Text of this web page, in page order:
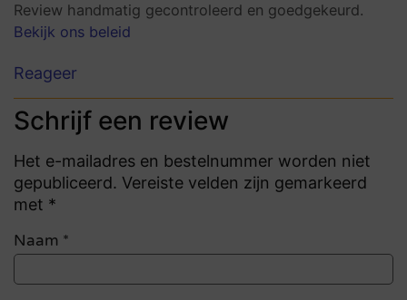
Review handmatig gecontroleerd en goedgekeurd.
Bekijk ons beleid
Reageer
Schrijf een review
Het e-mailadres en bestelnummer worden niet
gepubliceerd. Vereiste velden zijn gemarkeerd
met *
Naam *